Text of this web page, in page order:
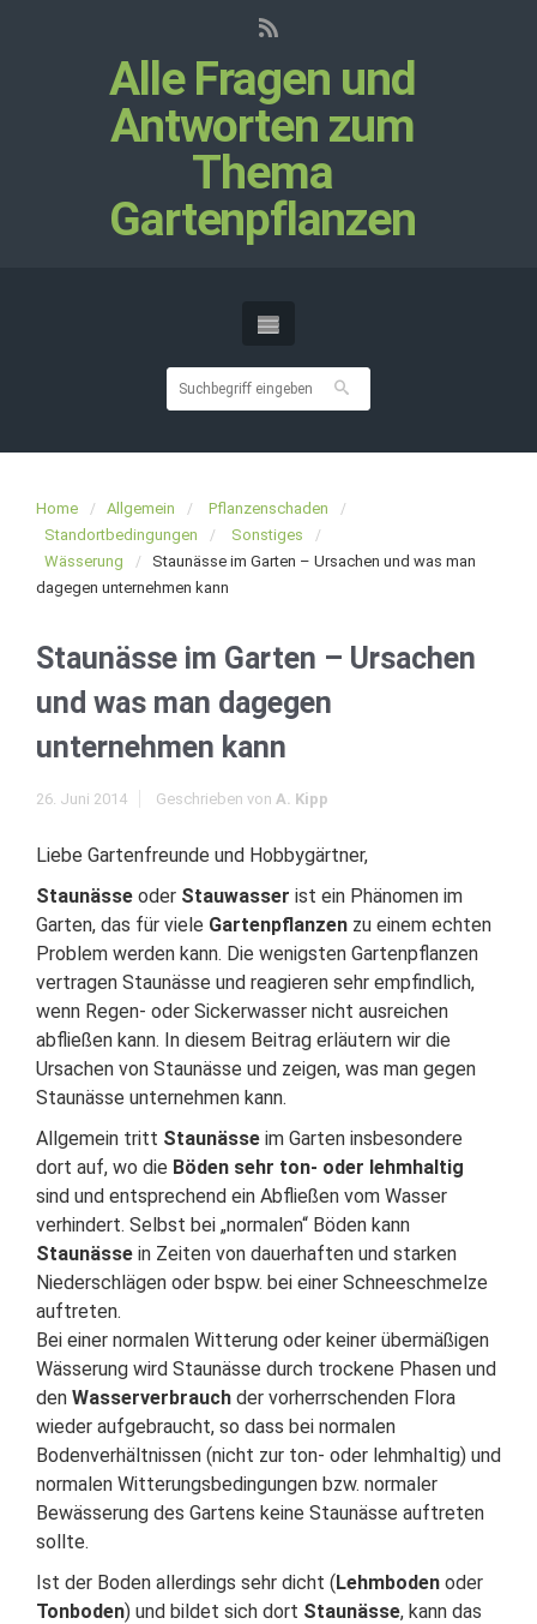
Alle Fragen und
Antworten zum
Thema
Gartenpflanzen
Home Allgemein
Pflanzenschaden
Standortbedingungen
Sonstiges
Wässerung
Staunässe im Garten – Ursachen und was man
dagegen unternehmen kann
Staunässe im Garten – Ursachen
und was man dagegen
unternehmen kann
26. Juni 2014 Geschrieben von A. Kipp
Liebe Gartenfreunde und Hobbygärtner,
Staunässe oder Stauwasser ist ein Phänomen im
Garten, das für viele Gartenpflanzen zu einem echten
Problem werden kann. Die wenigsten Gartenpflanzen
vertragen Staunässe und reagieren sehr empfindlich,
wenn Regen- oder Sickerwasser nicht ausreichen
abfließen kann. In diesem Beitrag erläutern wir die
Ursachen von Staunässe und zeigen, was man gegen
Staunässe unternehmen kann.
Allgemein tritt Staunässe im Garten insbesondere
dort auf, wo die Böden sehr ton- oder lehmhaltig
sind und entsprechend ein Abfließen vom Wasser
verhindert. Selbst bei „normalen“ Böden kann
Staunässe in Zeiten von dauerhaften und starken
Niederschlägen oder bspw. bei einer Schneeschmelze
auftreten.
Bei einer normalen Witterung oder keiner übermäßigen
Wässerung wird Staunässe durch trockene Phasen und
den Wasserverbrauch der vorherrschenden Flora
wieder aufgebraucht, so dass bei normalen
Bodenverhältnissen (nicht zur ton- oder lehmhaltig) und
normalen Witterungsbedingungen bzw. normaler
Bewässerung des Gartens keine Staunässe auftreten
sollte.
Ist der Boden allerdings sehr dicht (Lehmboden oder
Tonboden) und bildet sich dort Staunässe, kann das